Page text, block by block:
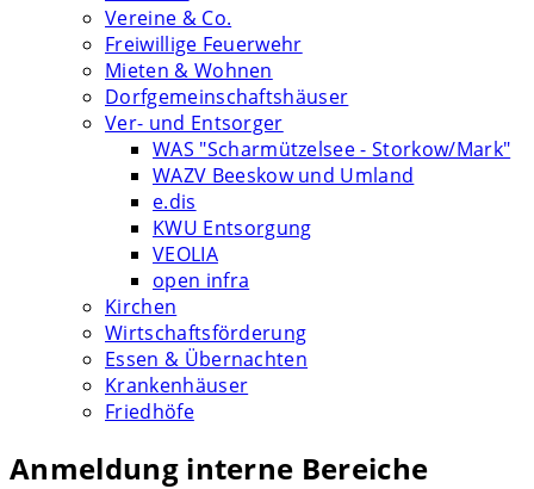
Vereine & Co.
Freiwillige Feuerwehr
Mieten & Wohnen
Dorfgemeinschaftshäuser
Ver- und Entsorger
WAS "Scharmützelsee - Storkow/Mark"
WAZV Beeskow und Umland
e.dis
KWU Entsorgung
VEOLIA
open infra
Kirchen
Wirtschaftsförderung
Essen & Übernachten
Krankenhäuser
Friedhöfe
Anmeldung interne Bereiche